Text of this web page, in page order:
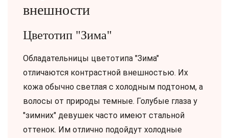
внешности
Цветотип "Зима"
Обладательницы цветотипа "Зима"
отличаются контрастной внешностью. Их
кожа обычно светлая с холодным подтоном, а
волосы от природы темные. Голубые глаза у
"зимних" девушек часто имеют стальной
оттенок. Им отлично подойдут холодные